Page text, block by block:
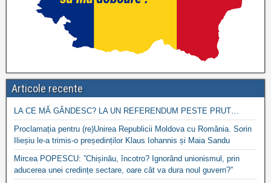
Articole recente
LA CE MĂ GÂNDESC? LA UN REFERENDUM PESTE PRUT…
Proclamația pentru (re)Unirea Republicii Moldova cu România. Sorin
Ilieșiu le-a trimis-o președinților Klaus Iohannis și Maia Sandu
Mircea POPESCU: ”Chișinău, încotro? Ignorând unionismul, prin
aducerea unei credințe sectare, oare cât va dura noul guvern?”